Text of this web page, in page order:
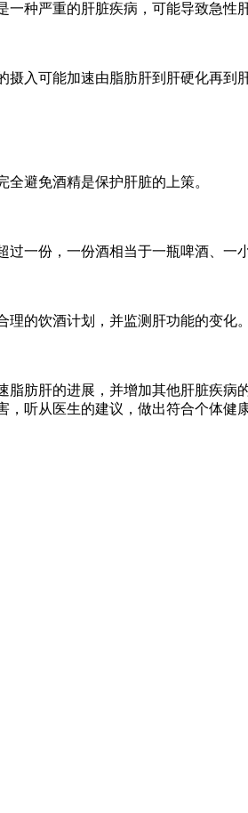
种严重的肝脏疾病，可能导致急性肝
入可能加速由脂肪肝到肝硬化再到肝
避免酒精是保护肝脏的上策。
份，一份酒相当于一瓶啤酒、一小
的饮酒计划，并监测肝功能的变化。
肝的进展，并增加其他肝脏疾病
听从医生的建议，做出符合个体健